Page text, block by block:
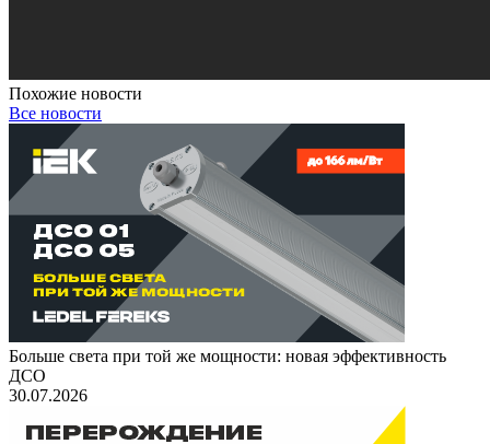
Похожие новости
Все новости
Больше света при той же мощности: новая эффективность
ДСО
30.07.2026